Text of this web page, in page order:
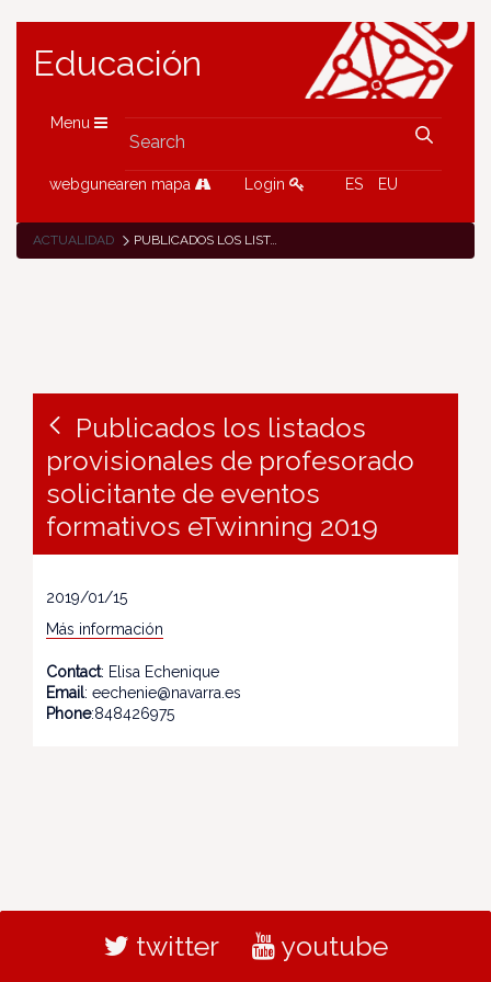
Educación
Menu
webgunearen mapa Login ES EU
ACTUALIDAD PUBLICADOS LOS LISTADOS PROVISIONALES DE PROFESORADO SOLICITANTE DE EVENTOS FORMATIVOS ETWINNING 2019
Publicados los listados
provisionales de profesorado
solicitante de eventos
formativos eTwinning 2019
2019/01/15
Más información
Contact: Elisa Echenique
Email: eechenie@navarra.es
Phone:848426975
twitter youtube